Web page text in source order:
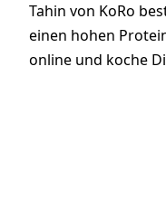
Tahin von KoRo
einen hohen
online und koche